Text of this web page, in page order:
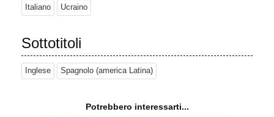
Italiano Ucraino
Sottotitoli
Inglese Spagnolo (america Latina)
Potrebbero interessarti...